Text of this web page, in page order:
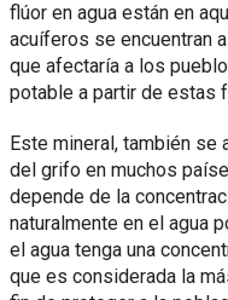
flúor en agua están en
acuíferos se encuentran
que afectaría a los
potable a partir de estas
Este mineral, también
del grifo en muchos
depende de la
naturalmente en el agua
el agua tenga una
que es considerada la